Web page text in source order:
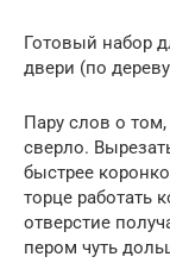
Готовый набор
двери (по
Пару слов о
сверло.
быстрее
торце работать
отверстие
пером чуть